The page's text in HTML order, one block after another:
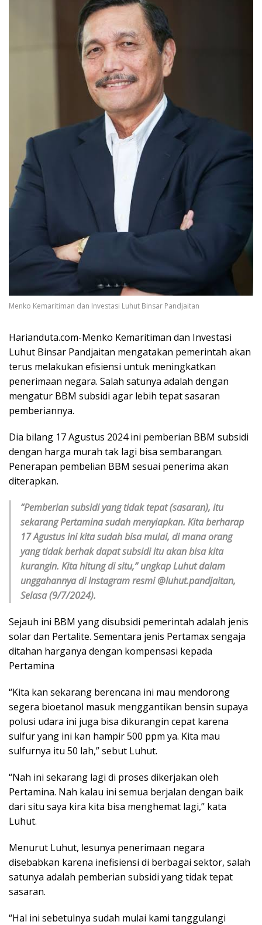
Menko Kemaritiman dan Investasi Luhut Binsar Pandjaitan
Harianduta.com-Menko Kemaritiman dan Investasi
Luhut Binsar Pandjaitan mengatakan pemerintah akan
terus melakukan efisiensi untuk meningkatkan
penerimaan negara. Salah satunya adalah dengan
mengatur BBM subsidi agar lebih tepat sasaran
pemberiannya.
Dia bilang 17 Agustus 2024 ini pemberian BBM subsidi
dengan harga murah tak lagi bisa sembarangan.
Penerapan pembelian BBM sesuai penerima akan
diterapkan.
“Pemberian subsidi yang tidak tepat (sasaran), itu
sekarang Pertamina sudah menyiapkan. Kita berharap
17 Agustus ini kita sudah bisa mulai, di mana orang
yang tidak berhak dapat subsidi itu akan bisa kita
kurangin. Kita hitung di situ,” ungkap Luhut dalam
unggahannya di Instagram resmi @luhut.pandjaitan,
Selasa (9/7/2024).
Sejauh ini BBM yang disubsidi pemerintah adalah jenis
solar dan Pertalite. Sementara jenis Pertamax sengaja
ditahan harganya dengan kompensasi kepada
Pertamina
“Kita kan sekarang berencana ini mau mendorong
segera bioetanol masuk menggantikan bensin supaya
polusi udara ini juga bisa dikurangin cepat karena
sulfur yang ini kan hampir 500 ppm ya. Kita mau
sulfurnya itu 50 lah,” sebut Luhut.
“Nah ini sekarang lagi di proses dikerjakan oleh
Pertamina. Nah kalau ini semua berjalan dengan baik
dari situ saya kira kita bisa menghemat lagi,” kata
Luhut.
Menurut Luhut, lesunya penerimaan negara
disebabkan karena inefisiensi di berbagai sektor, salah
satunya adalah pemberian subsidi yang tidak tepat
sasaran.
“Hal ini sebetulnya sudah mulai kami tanggulangi